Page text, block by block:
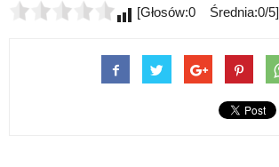
[Głosów:0 Średnia:0/5]